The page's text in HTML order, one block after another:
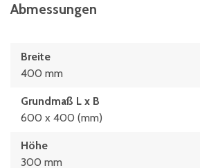
Abmessungen
Breite
400 mm
Grundmaß L x B
600 x 400 (mm)
Höhe
300 mm